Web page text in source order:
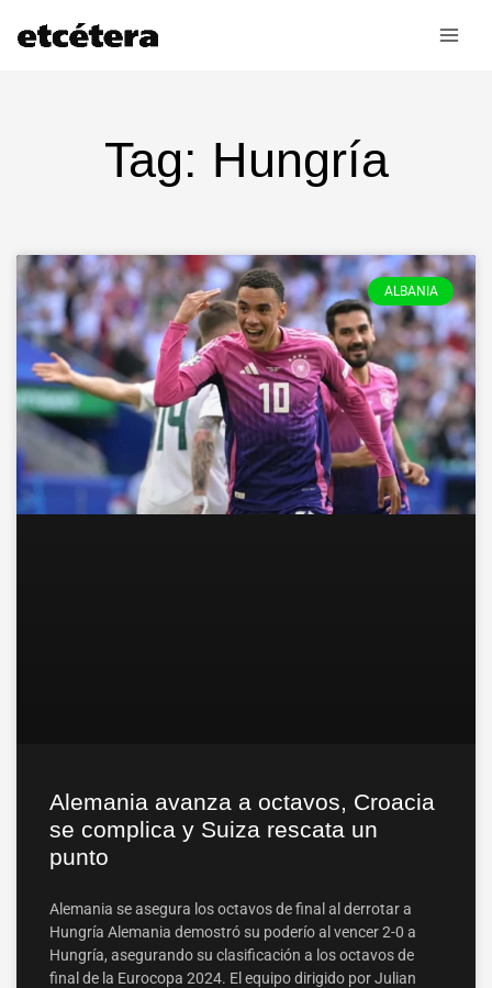
Tag: Hungría
ALBANIA
Alemania avanza a octavos, Croacia
se complica y Suiza rescata un
punto
Alemania se asegura los octavos de final al derrotar a
Hungría Alemania demostró su poderío al vencer 2-0 a
Hungría, asegurando su clasificación a los octavos de
final de la Eurocopa 2024. El equipo dirigido por Julian